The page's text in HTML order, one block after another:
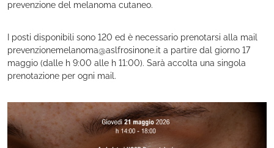
prevenzione del melanoma cutaneo.
I posti disponibili sono 120 ed è necessario prenotarsi alla mail
prevenzionemelanoma@aslfrosinone.it a partire dal giorno 17
maggio (dalle h 9:00 alle h 11:00). Sarà accolta una singola
prenotazione per ogni mail.